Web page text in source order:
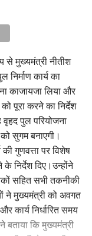
से मुख्यमंत्री नीतीश
कार्य का
काजायजा लिया और
पूरा करने का निर्देश
वृहद पुल परियोजना
सुगम बनाएगी।
की गुणवत्ता पर विशेष
निर्देश दिए।उन्होंने
सहित सभी तकनीकी
ने मुख्यमंत्री को अवगत
कार्य निर्धारित समय
बताया कि मुख्यमंत्री